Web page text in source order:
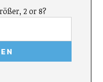
2 or 8?